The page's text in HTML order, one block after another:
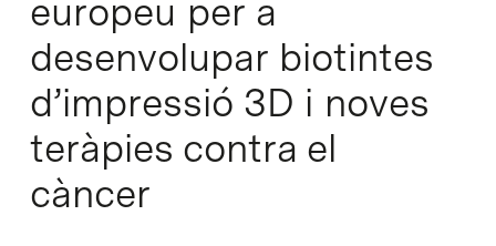
europeu per a
desenvolupar biotintes
d’impressió 3D i noves
teràpies contra el
càncer